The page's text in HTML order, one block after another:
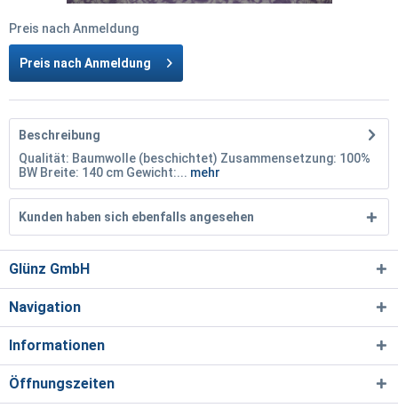
Preis nach Anmeldung
Preis nach Anmeldung
Beschreibung
Qualität: Baumwolle (beschichtet) Zusammensetzung: 100%
BW Breite: 140 cm Gewicht:... mehr
Kunden haben sich ebenfalls angesehen
Glünz GmbH
Navigation
Informationen
Öffnungszeiten